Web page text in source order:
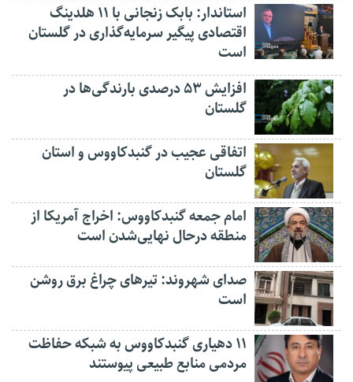
استاندار: بابک زنجانی با ۱۱ هلدینگ
اقتصادی پیگیر سرمایه‌گذاری در گلستان
است
افزایش ۵۳ درصدی بارندگی‌ها در
گلستان
اتفاقی عجیب در‌ گنبدکاووس و استان
گلستان
امام جمعه گنبدکاووس: اخراج آمریکا از
منطقه درحال نهایی‌شدن است
صدای شهروند: تیرهای چراغ برق روشن
است
۱۱ دهیاری گنبدکاووس به شبکه حفاظت
مردمی منابع طبیعی پیوستند